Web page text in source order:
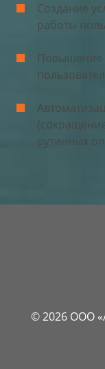
Создание
работы
Повышение
рутинных
© 2026 ООО